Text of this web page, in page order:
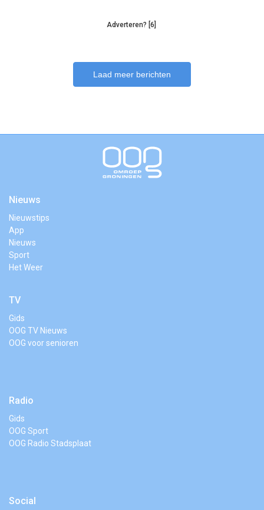
Adverteren? [6]
Laad meer berichten
Nieuws
Nieuwstips
App
Nieuws
Sport
Het Weer
TV
Gids
OOG TV Nieuws
OOG voor senioren
Radio
Gids
OOG Sport
OOG Radio Stadsplaat
Social